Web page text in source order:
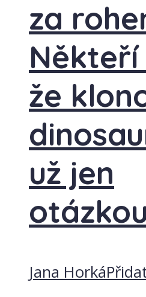
za
že
už jen
Jana Horká